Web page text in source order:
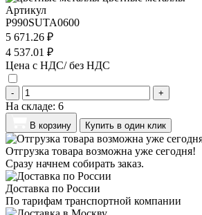
Артикул
P990SUTA0600
5 671.26 ₽
4 537.01 ₽
Цена с НДС/ без НДС
- +
На складе: 6
В корзину Купить в один клик
Отгрузка товара возможна уже сегодня!
Сразу начнем собирать заказ.
Доставка по России
По тарифам транспортной компании